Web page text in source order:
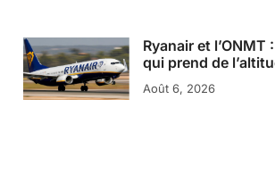
Ryanair et
qui prend de
Août 6, 2026